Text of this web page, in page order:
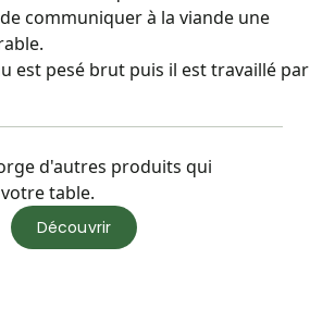
communiquer à la viande une
est pesé brut puis il est travaillé par
d'autres produits qui
table.
Découvrir